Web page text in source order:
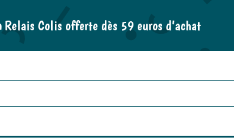
Relais Colis offerte dès 59 euros d’achat